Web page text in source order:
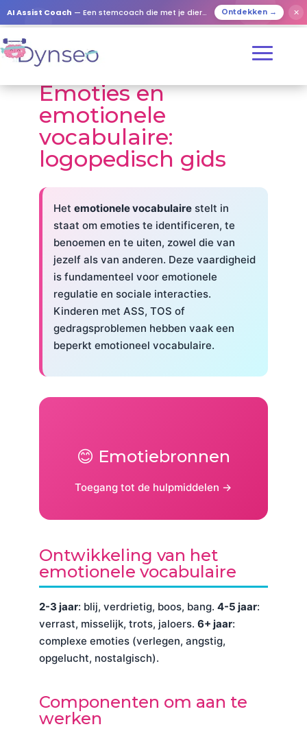
AI Assist Coach — Een stemcoach die met je dierbaren speelt Ontdekken → ✕
Emoties en
emotionele
vocabulaire:
logopedisch gids
Het emotionele vocabulairestelt in
staat om emoties te identificeren, te
benoemen en te uiten, zowel die van
jezelf als van anderen. Deze vaardigheid
is fundamenteel voor emotionele
regulatie en sociale interacties.
Kinderen met ASS, TOS of
gedragsproblemen hebben vaak een
beperkt emotioneel vocabulaire.
😊 Emotiebronnen
Toegang tot de hulpmiddelen →
Ontwikkeling van het
emotionele vocabulaire
2-3 jaar: blij, verdrietig, boos, bang. 4-5 jaar:
verrast, misselijk, trots, jaloers. 6+ jaar:
complexe emoties (verlegen, angstig,
opgelucht, nostalgisch).
Componenten om aan te
werken